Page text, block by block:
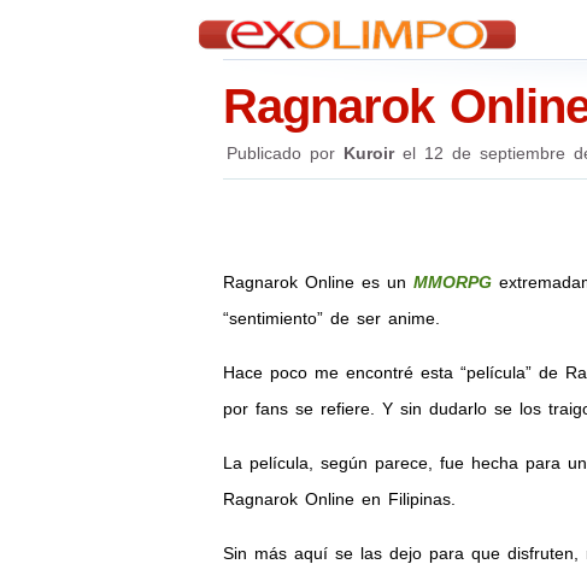
Ragnarok
Publicado por Kuroirel 12 de septiembre
Ragnarok Online es un MMORPG
“sentimiento” de ser anime.
Hace poco me encontré esta “película” de
por fans se refiere. Y sin dudarlo se los
La película, según parece, fue hecha para
Ragnarok Online en Filipinas.
Sin más aquí se las dejo para que